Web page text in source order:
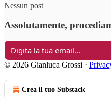
Nessun post
Assolutamente,
© 2026 Gianluca Grossi ·
Crea il tuo Substack